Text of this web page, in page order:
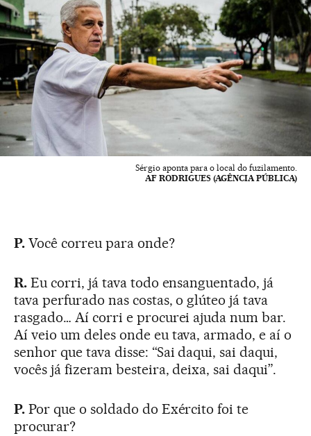
Sérgio aponta para o local do fuzilamento.
AF RODRIGUES (AGÊNCIA PÚBLICA)
P.Você correu para onde?
R.Eu corri, já tava todo ensanguentado, já
tava perfurado nas costas, o glúteo já tava
rasgado… Aí corri e procurei ajuda num bar.
Aí veio um deles onde eu tava, armado, e aí o
senhor que tava disse: “Sai daqui, sai daqui,
vocês já fizeram besteira, deixa, sai daqui”.
P.Por que o soldado do Exército foi te
procurar?